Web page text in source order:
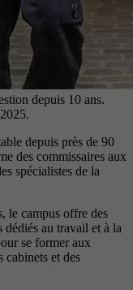
depuis 10 ans.
depuis près de 90
des commissaires aux
spécialistes de la
le campus offre des
dédiés au travail et à la
se former aux
cabinets et des